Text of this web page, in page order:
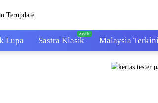
Lupa Sastra Klasik Malaysia Terkini